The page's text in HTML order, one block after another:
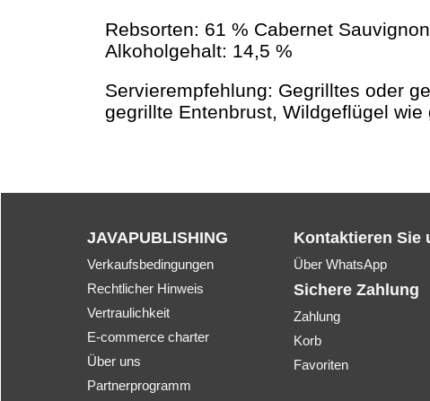
Rebsorten: 61 % Cabernet
Alkoholgehalt: 14,5 %
Servierempfehlung: Gegrilltes oder
gegrillte Entenbrust, Wildgeflügel
JAVAPUBLISHING
Verkaufsbedingungen
Rechtlicher Hinweis
Vertraulichkeit
E-commerce charter
Über uns
Partnerprogramm
Kontaktieren Sie
Über WhatsApp
Sichere Zahlung
Zahlung
Korb
Favoriten